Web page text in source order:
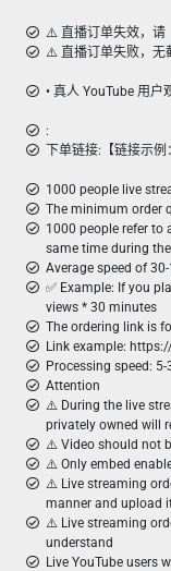
⚠️ 直播订单失效，请
⚠️ 直播订单失败，无
• 真人 YouTube 用户
:
下单链接:【链接示
1000 people live
The minimum order
1000 people refer to
same time during
Average speed of
✅ Example: If you
views * 30 minutes
The ordering link is
Link example:
Processing speed:
Attention
⚠️ During the live
privately owned will
⚠️ Video should not
⚠️ Only embed
⚠️ Live streaming
manner and upload
⚠️ Live streaming
understand
Live YouTube users